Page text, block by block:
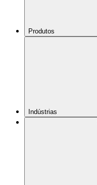
Produtos
Indústrias